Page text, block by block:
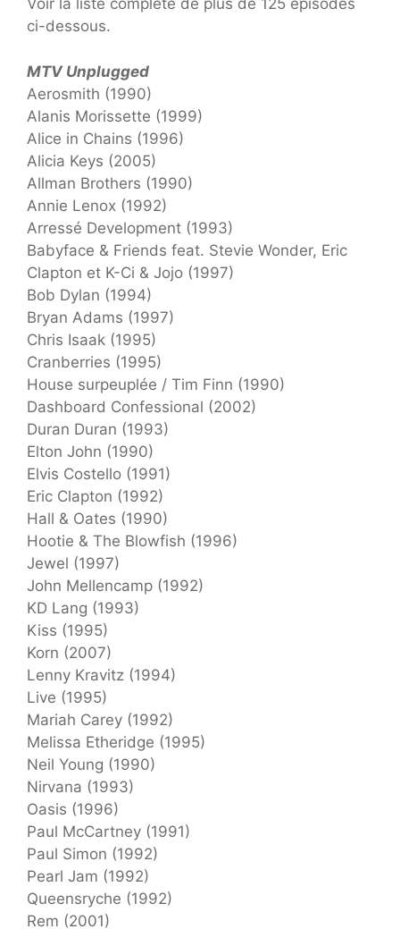
Voir la liste complète de plus de 125 épisodes
ci-dessous.
MTV Unplugged
Aerosmith (1990)
Alanis Morissette (1999)
Alice in Chains (1996)
Alicia Keys (2005)
Allman Brothers (1990)
Annie Lenox (1992)
Arressé Development (1993)
Babyface & Friends feat. Stevie Wonder, Eric
Clapton et K-Ci & Jojo (1997)
Bob Dylan (1994)
Bryan Adams (1997)
Chris Isaak (1995)
Cranberries (1995)
House surpeuplée / Tim Finn (1990)
Dashboard Confessional (2002)
Duran Duran (1993)
Elton John (1990)
Elvis Costello (1991)
Eric Clapton (1992)
Hall & Oates (1990)
Hootie & The Blowfish (1996)
Jewel (1997)
John Mellencamp (1992)
KD Lang (1993)
Kiss (1995)
Korn (2007)
Lenny Kravitz (1994)
Live (1995)
Mariah Carey (1992)
Melissa Etheridge (1995)
Neil Young (1990)
Nirvana (1993)
Oasis (1996)
Paul McCartney (1991)
Paul Simon (1992)
Pearl Jam (1992)
Queensryche (1992)
Rem (2001)